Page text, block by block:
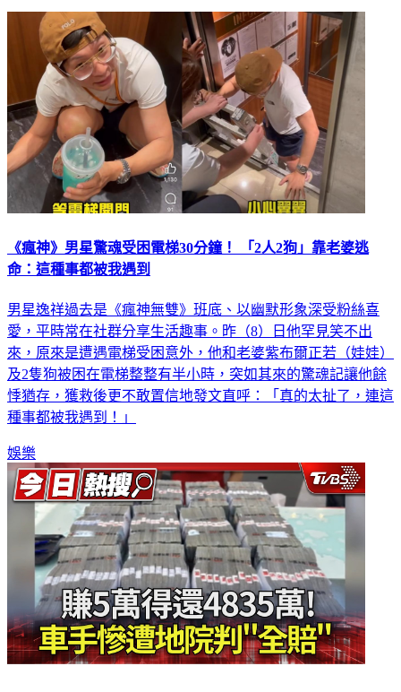
《瘋神》男星驚魂受困電梯30分鐘！ 「2人2狗」靠老婆逃
命：這種事都被我遇到
男星逸祥過去是《瘋神無雙》班底、以幽默形象深受粉絲喜
愛，平時常在社群分享生活趣事。昨（8）日他罕見笑不出
來，原來是遭遇電梯受困意外，他和老婆紫布爾正若（娃娃）
及2隻狗被困在電梯整整有半小時，突如其來的驚魂記讓他餘
悸猶存，獲救後更不敢置信地發文直呼：「真的太扯了，連這
種事都被我遇到！」
娛樂